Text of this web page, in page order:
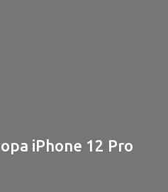
iPhone 12 Pro